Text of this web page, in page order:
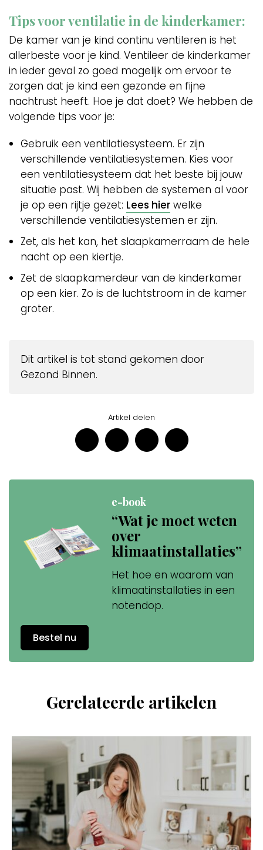
Tips voor ventilatie in de kinderkamer:
De kamer van je kind continu ventileren is het
allerbeste voor je kind. Ventileer de kinderkamer
in ieder geval zo goed mogelijk om ervoor te
zorgen dat je kind een gezonde en fijne
nachtrust heeft. Hoe je dat doet? We hebben de
volgende tips voor je:
Gebruik een ventilatiesysteem. Er zijn
verschillende ventilatiesystemen. Kies voor
een ventilatiesysteem dat het beste bij jouw
situatie past. Wij hebben de systemen al voor
je op een rijtje gezet: Lees hier welke
verschillende ventilatiesystemen er zijn.
Zet, als het kan, het slaapkamerraam de hele
nacht op een kiertje.
Zet de slaapkamerdeur van de kinderkamer
op een kier. Zo is de luchtstroom in de kamer
groter.
Dit artikel is tot stand gekomen door
Gezond Binnen.
Artikel delen
e-book
“Wat je moet weten
over
klimaatinstallaties”
Het hoe en waarom van
klimaatinstallaties in een
notendop.
Bestel nu
Gerelateerde artikelen